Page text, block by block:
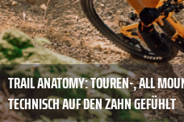
TRAIL ANATOMY: TOUREN-, ALL
TECHNISCH AUF DEN ZAHN GEFÜHLT